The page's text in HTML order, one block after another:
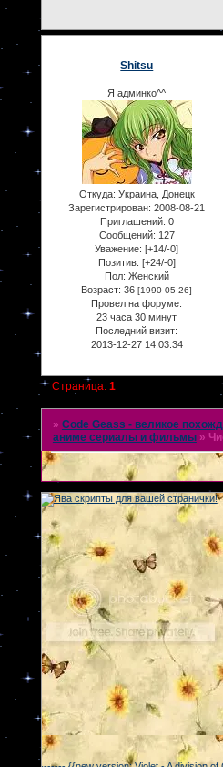
Shitsu
Я админко^^
Откуда: Украина, Донецк
Зарегистрирован: 2008-08-21
Приглашений: 0
Сообщений: 127
Уважение: [+14/-0]
Позитив: [+24/-0]
Пол: Женский
Возраст: 36[1990-05-26]
Провел на форуме:
23 часа 30 минут
Последний визит:
2013-12-27 14:03:34
Страница: 1
» Code Geass - великое
аниме сериалы и фильмы »